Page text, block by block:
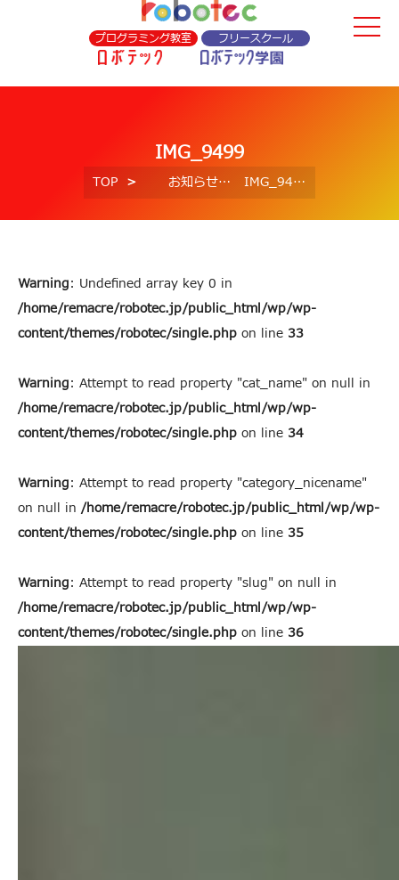
プログラミング教室 フリースクール
IMG_9499
TOP お知らせ IMG_9499
Warning: Undefined array key 0 in
/home/remacre/robotec.jp/public_html/wp/wp-
content/themes/robotec/single.php on line 33
Warning: Attempt to read property "cat_name" on null in
/home/remacre/robotec.jp/public_html/wp/wp-
content/themes/robotec/single.php on line 34
Warning: Attempt to read property "category_nicename"
on null in /home/remacre/robotec.jp/public_html/wp/wp-
content/themes/robotec/single.php on line 35
Warning: Attempt to read property "slug" on null in
/home/remacre/robotec.jp/public_html/wp/wp-
content/themes/robotec/single.php on line 36